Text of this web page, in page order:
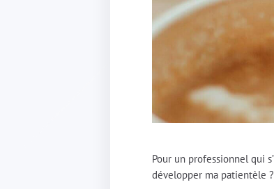
Pour un professionnel qui
développer ma patientèle